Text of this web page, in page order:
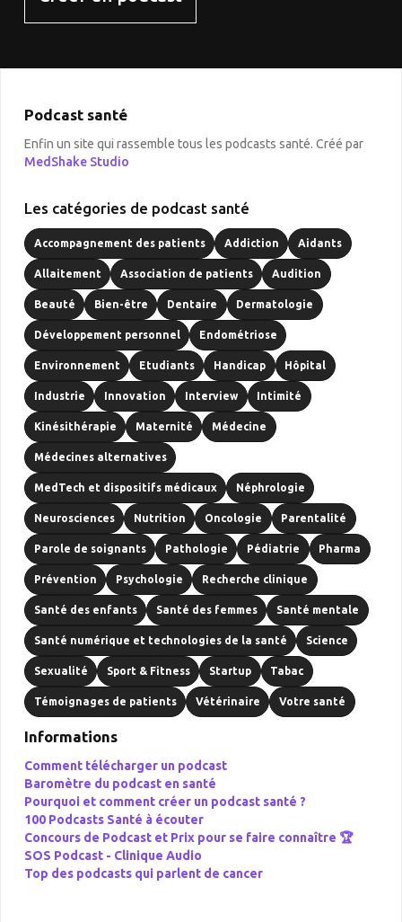
Podcast santé
Enfin un site qui rassemble tous les podcasts santé. Créé par
MedShake Studio
Les catégories de podcast santé
Accompagnement des patients Addiction Aidants
Allaitement Association de patients Audition
Beauté Bien-être Dentaire Dermatologie
Développement personnel Endométriose
Environnement Etudiants Handicap Hôpital
Industrie Innovation Interview Intimité
Kinésithérapie Maternité Médecine
Médecines alternatives
MedTech et dispositifs médicaux Néphrologie
Neurosciences Nutrition Oncologie Parentalité
Parole de soignants Pathologie Pédiatrie Pharma
Prévention Psychologie Recherche clinique
Santé des enfants Santé des femmes Santé mentale
Santé numérique et technologies de la santé Science
Sexualité Sport & Fitness Startup Tabac
Témoignages de patients Vétérinaire Votre santé
Informations
Comment télécharger un podcast
Baromètre du podcast en santé
Pourquoi et comment créer un podcast santé ?
100 Podcasts Santé à écouter
Concours de Podcast et Prix pour se faire connaître 🏆
SOS Podcast - Clinique Audio
Top des podcasts qui parlent de cancer